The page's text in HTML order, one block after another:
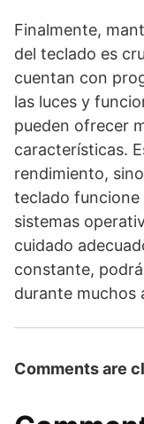
Finalmente,
del teclado es
cuentan con
las luces y
pueden ofrecer
características.
rendimiento,
teclado
sistemas
cuidado
constante,
durante muchos
Comments are